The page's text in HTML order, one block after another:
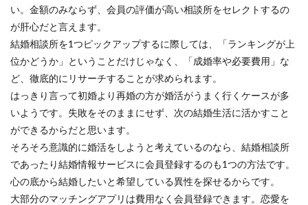
い。金額のみならず、会員の評価が高い相談所をセレクトするの
が肝心だと言えます。
結婚相談所を1つピックアップするに際しては、「ランキングが上
位かどうか」ということだけじゃなく、「成婚率や必要費用」な
ど、徹底的にリサーチすることが求められます。
はっきり言って初婚より再婚の方が婚活がうまく行くケースが多
いようです。失敗をそのままにせず、次の結婚生活に活かすこと
ができるからだと思います。
そろそろ意識的に婚活をしようと考えているのなら、結婚相談所
であったり結婚情報サービスに会員登録するのも1つの方法です。
心の底から結婚したいと希望している異性を探せるからです。
大部分のマッチングアプリは費用なく会員登録できます。恋愛を